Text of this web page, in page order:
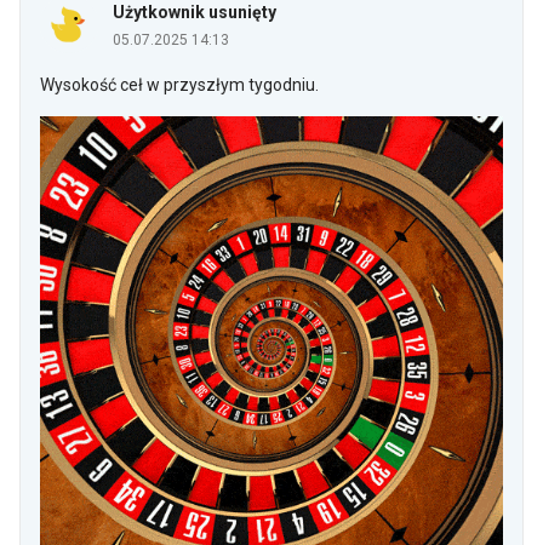
Użytkownik usunięty
05.07.2025 14:13
Wysokość ceł w przyszłym tygodniu.